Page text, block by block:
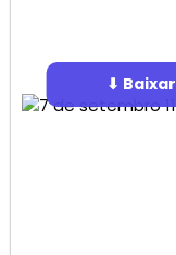
⬇ Baixar